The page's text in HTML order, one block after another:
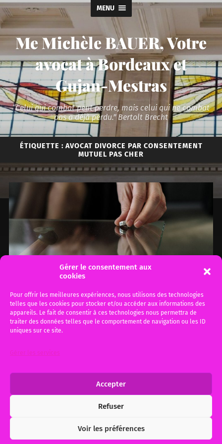
Gérer le consentement aux
cookies
Pour offrir les meilleures expériences, nous utilisons des technologies
telles que les cookies pour stocker et/ou accéder aux informations des
appareils. Le fait de consentir à ces technologies nous permettra de
traiter des données telles que le comportement de navigation ou les ID
uniques sur ce site.
Gérer les services
Accepter
Refuser
Voir les préférences
MENU
Me Michèle BAUER, Votre
avocat à Bordeaux et
Gujan-Mestras
“Celui qui combat peut perdre, mais celui qui ne combat
pas a déjà perdu.” Bertolt Brecht
ÉTIQUETTE : AVOCAT DIVORCE PAR CONSENTEMENT
MUTUEL PAS CHER
Petite Foire aux questions
Cet article a été mis à jour et tiens compte de
la réforme, Loi Justice du XXIème siècle qui